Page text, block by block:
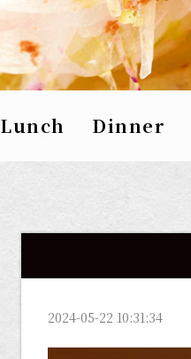
Lunch Dinner
2024-05-22 10:31:34